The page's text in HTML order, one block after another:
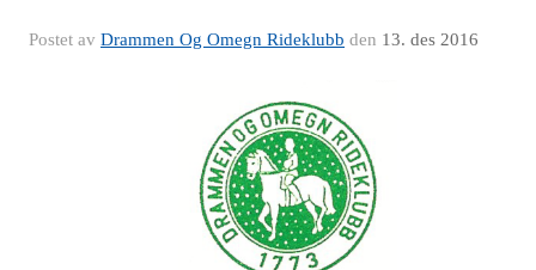
Postet av Drammen Og Omegn Rideklubb den 13. des 2016